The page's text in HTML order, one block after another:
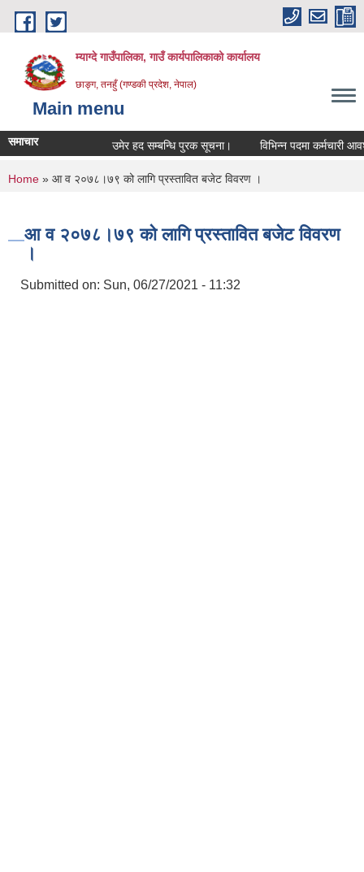
Skip to main content
म्याग्दे गाउँपालिका, गाउँ कार्यपालिकाको कार्यालय
छाङ्ग, तनहुँ (गण्डकी प्रदेश, नेपाल)
Main menu
समाचार उमेर हद सम्बन्धि पुरक सूचना। विभिन्न पदमा कर्मचारी
You are here
Home » आ व २०७८।७९ को लागि प्रस्तावित बजेट विवरण ।
आ व २०७८।७९ को लागि प्रस्तावित बजेट विवरण
।
Submitted on: Sun, 06/27/2021 - 11:32